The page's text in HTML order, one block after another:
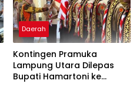
Daerah
Kontingen Pramuka
Lampung Utara Dilepas
Bupati Hamartoni ke